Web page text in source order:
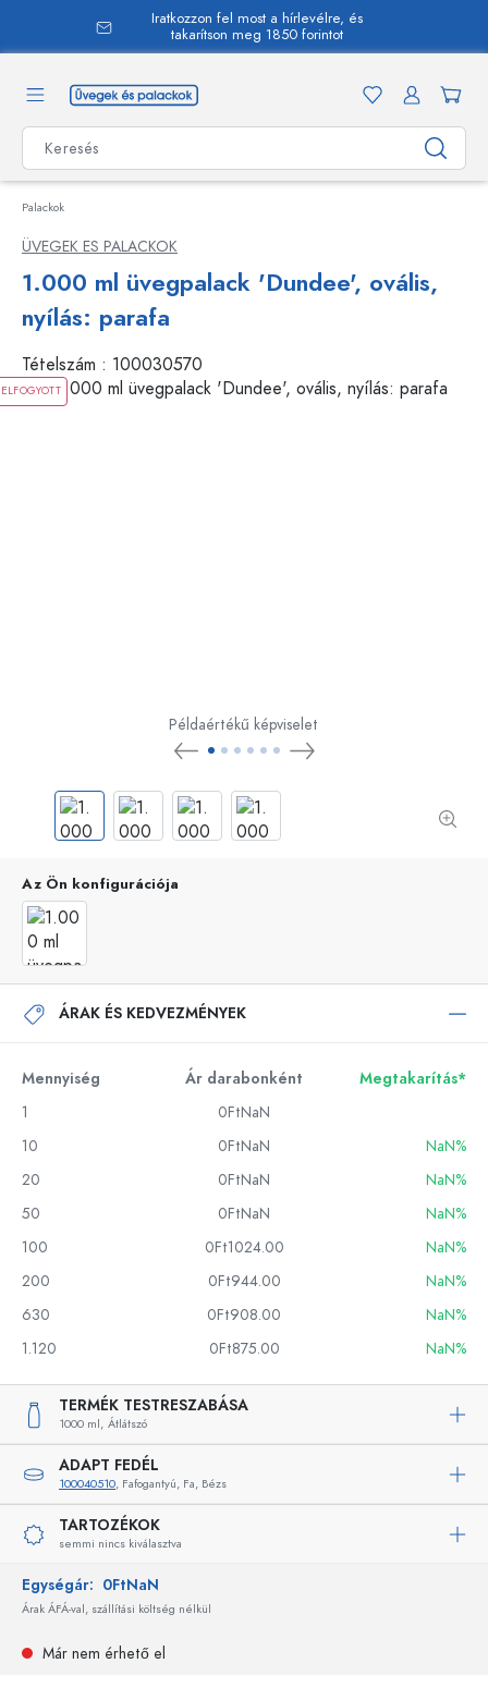
Iratkozzon fel most a hírlevélre, és
takarítson meg 1850 forintot
Palackok
ÜVEGEK ES PALACKOK
1.000 ml üvegpalack 'Dundee', ovális,
nyílás: parafa
Tételszám : 100030570
ELFOGYOTT
Példaértékű képviselet
Az Ön konfigurációja
ÁRAK ÉS KEDVEZMÉNYEK
Mennyiség Ár darabonként
Megtakarítás*
1
0FtNaN
10
0FtNaN
NaN%
20
0FtNaN
NaN%
50
0FtNaN
NaN%
100
0Ft1024.00
NaN%
200
0Ft944.00
NaN%
630
0Ft908.00
NaN%
1.120
0Ft875.00 NaN%
TERMÉK TESTRESZABÁSA
1000 ml, Átlátszó
ADAPT FEDÉL
100040510, Fafogantyú, Fa, Bézs
TARTOZÉKOK
semmi nincs kiválasztva
Egységár: 0FtNaN
Árak ÁFÁ-val, szállítási költség nélkül
Már nem érhető el